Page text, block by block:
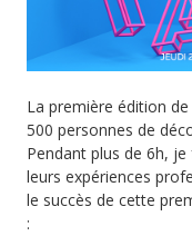
La première édition
500 personnes de
Pendant plus de 6h,
leurs expériences
le succès de cette
: